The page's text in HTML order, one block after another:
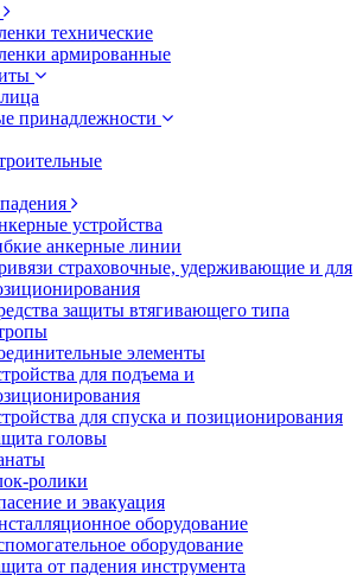
технические
армированные
принадлежности
устройства
анкерные линии
страховочные, удерживающие и для
защиты втягивающего типа
элементы
для подъема и
для спуска и позиционирования
головы
ролики
и эвакуация
оборудование
оборудование
от падения инструмента